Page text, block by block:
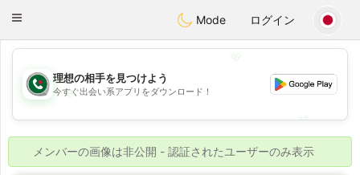
Weshrak
Toggle
Mode ログイン
💖
💕
理想の相手を見つけよう
今すぐ出会い系アプリをダウンロード！
メンバーの画像は非公開 - 認証されたユーザーのみ表示